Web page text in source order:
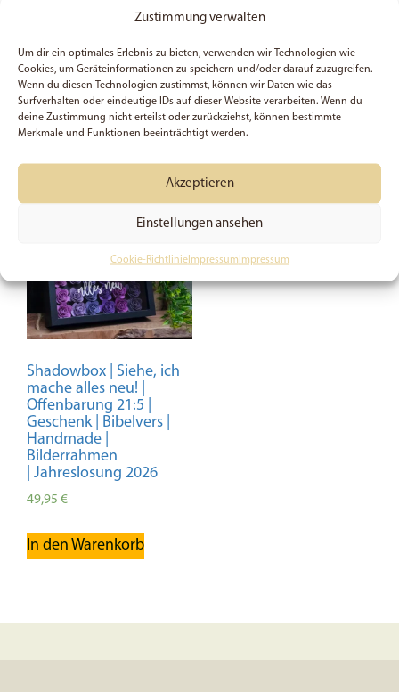
Zustimmung verwalten
Um dir ein optimales Erlebnis zu bieten, verwenden wir Technologien wie
Cookies, um Geräteinformationen zu speichern und/oder darauf zuzugreifen.
Wenn du diesen Technologien zustimmst, können wir Daten wie das
Surfverhalten oder eindeutige IDs auf dieser Website verarbeiten. Wenn du
deine Zustimmung nicht erteilst oder zurückziehst, können bestimmte
Merkmale und Funktionen beeinträchtigt werden.
Akzeptieren
Einstellungen ansehen
Cookie-RichtlinieImpressum Impressum
34,97€
Preis:49,95€(Du sparst 30%)
In den Warenkorb
49,95€
In den Warenkorb
Shadowbox | Siehe, ich
mache alles neu! |
Offenbarung 21:5 |
Geschenk | Bibelvers |
Handmade |
Bilderrahmen
| Jahreslosung 2026
49,95 €
In den Warenkorb